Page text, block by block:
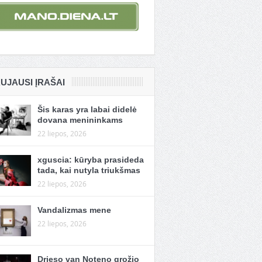
ĮRAŠAI
Šis karas yra labai didelė
dovana menininkams
22 liepos, 2026
xguscia: kūryba prasideda
tada, kai nutyla triukšmas
22 liepos, 2026
Vandalizmas mene
22 liepos, 2026
Drieso van Noteno grožio